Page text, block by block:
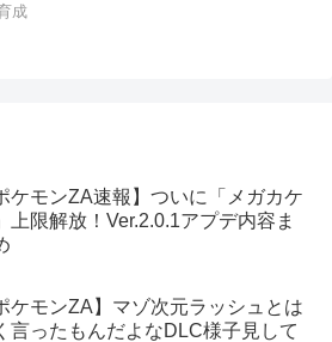
成
ケモンZA速報】ついに「メガカケ
上限解放！Ver.2.0.1アプデ内容ま
ケモンZA】マゾ次元ラッシュとは
言ったもんだよなDLC様子見して